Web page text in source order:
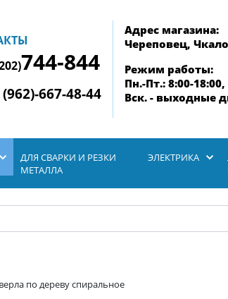
744-844
667-48-44
Адрес магазина:
Череповец,
Режим работы:
Пн.-Пт.: 8:00-
Вск. - выходные
ДЛЯ СВАРКИ И РЕЗКИ
МЕТАЛЛА
ЭЛЕКТРИКА
по дереву спиральное